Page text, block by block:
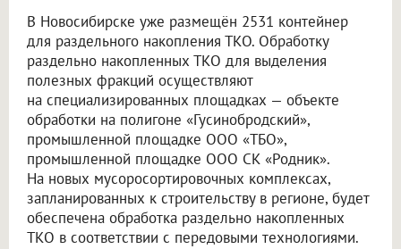
В Новосибирске уже размещён 2531 контейнер
для раздельного накопления ТКО. Обработку
раздельно накопленных ТКО для выделения
полезных фракций осуществляют
на специализированных площадках — объекте
обработки на полигоне «Гусинобродский»,
промышленной площадке ООО «ТБО»,
промышленной площадке ООО СК «Родник».
На новых мусоросортировочных комплексах,
запланированных к строительству в регионе, будет
обеспечена обработка раздельно накопленных
ТКО в соответствии с передовыми технологиями.